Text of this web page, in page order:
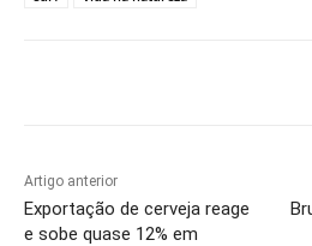
Artigo anterior
Exportação de cerveja reage
e sobe quase 12% em